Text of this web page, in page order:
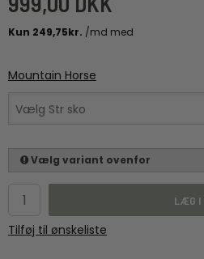
Mountain Horse
Vælg Str sko
Vælg variant ovenfor
LÆG I
Tilføj til ønskeliste